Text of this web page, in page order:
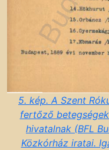
5. kép. A Szent
fertőző
hivatalnak (BFL
Közkórház iratai.